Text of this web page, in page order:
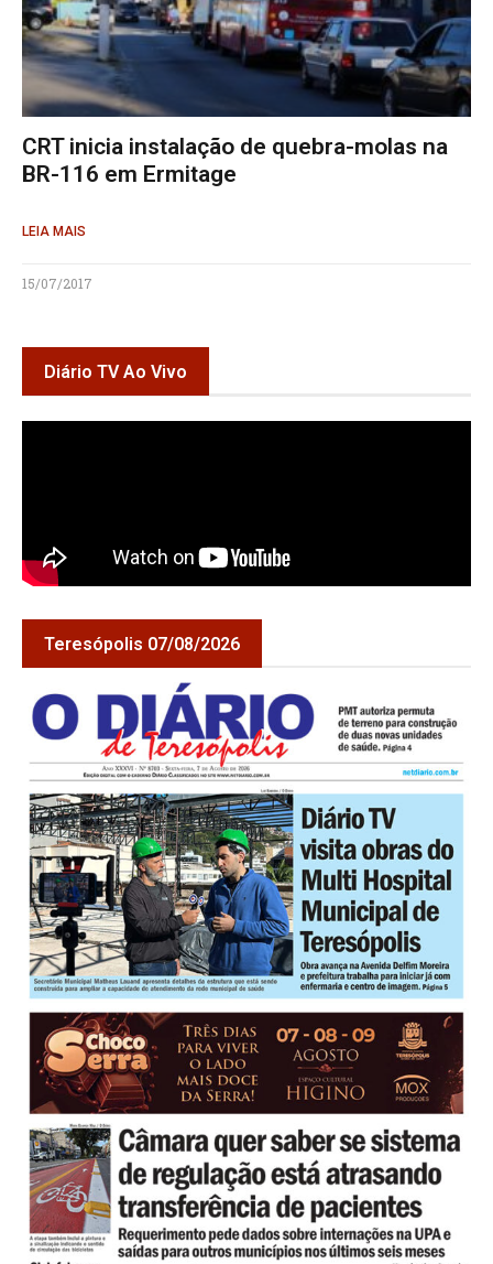
CRT inicia instalação de quebra-molas na
BR-116 em Ermitage
LEIA MAIS
15/07/2017
Diário TV Ao Vivo
Teresópolis 07/08/2026